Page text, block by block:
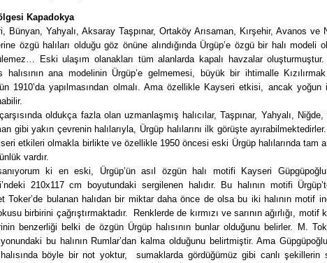
Kapadokya
Bünyan, Yahyalı, Aksaray Taşpınar, Ortaköy Arısaman, Kırşehir, Avanos ve
özgü halıları olduğu göz önüne alındığında Ürgüp’e özgü bir halı modeli
Eski ulaşım olanakları tüm alanlarda kapalı havzalar oluşturmuştur.
halısının ana modelinin Ürgüp’e gelmemesi, büyük bir ihtimalle
1910’da yapılmasından olmalı. Ama özellikle Kayseri etkisi, ancak yoğun
oldukça fazla olan uzmanlaşmış halıcılar, Taşpınar, Yahyalı, Niğde,
gibi yakın çevrenin halılarıyla, Ürgüp halılarını ilk görüşte
etkileri olmakla birlikte ve özellikle 1950 öncesi eski Ürgüp halılarında tam
vardır.
ki en eski, Ürgüp’ün asıl özgün halı motifi Kayseri Güpgüpoğlu
210x117 cm boyutundaki sergilenen halıdır. Bu halının motifi
Toker’de bulanan halıdan bir miktar daha önce de olsa bu iki halının motif
birbirini çağrıştırmaktadır. Renklerde de kırmızı ve sarının ağırlığı, motif
benzerliği belki de özgün Ürgüp halısının bunlar olduğunu belirler. M.
bu halının Rumlar’dan kalma olduğunu belirtmiştir. Ama
böyle bir not yoktur, sumaklarda gördüğümüz gibi canlı şekillerin